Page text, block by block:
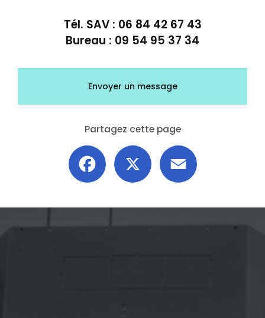
Tél. SAV : 06 84 42 67 43
Bureau : 09 54 95 37 34
Envoyer un message
Partagez cette page
Facebook